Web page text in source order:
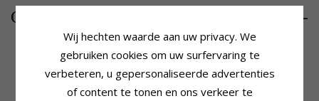
CHANTI prijs 1265,-
Bijvoeglijk Naamwoord:
Aantal: 11
Wij hechten waarde aan uw privacy. We
gebruiken cookies om uw surfervaring te
verbeteren, u gepersonaliseerde advertenties
of content te tonen en ons verkeer te